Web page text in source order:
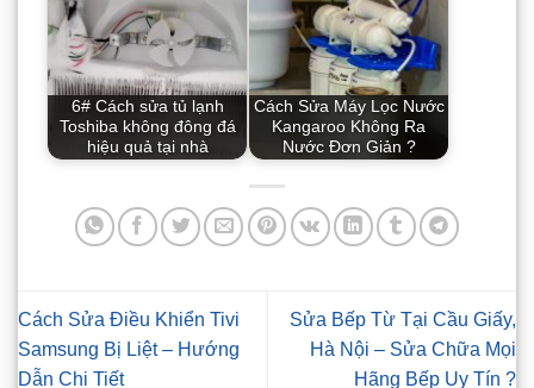
6# Cách sửa tủ lạnh
Toshiba không đông đá
hiệu quả tại nhà
Cách Sửa Máy Lọc Nước
Kangaroo Không Ra
Nước Đơn Giản ?
Cách Sửa Điều Khiển Tivi
Samsung Bị Liệt – Hướng
Dẫn Chi Tiết
Sửa Bếp Từ Tại Cầu Giấy,
Hà Nội – Sửa Chữa Mọi
Hãng Bếp Uy Tín ?